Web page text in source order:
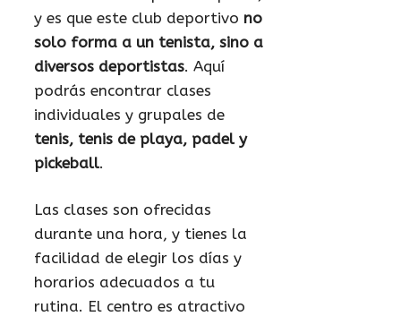
y es que este club deportivo no
solo forma a un tenista, sino a
diversos deportistas. Aquí
podrás encontrar clases
individuales y grupales de
tenis, tenis de playa, padel y
pickeball.
Las clases son ofrecidas
durante una hora, y tienes la
facilidad de elegir los días y
horarios adecuados a tu
rutina. El centro es atractivo